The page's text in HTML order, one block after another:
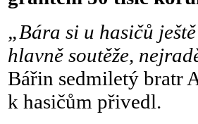
„Bára si u hasičů
hlavně soutěže,
Bářin sedmiletý bratr
k hasičům přivedl.